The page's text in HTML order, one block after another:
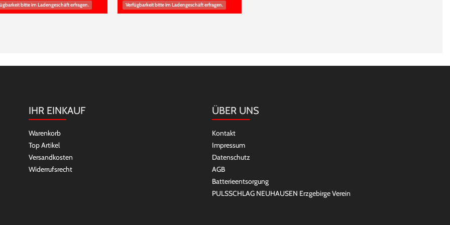
bitte im Ladengeschäft erfragen. Verfügbarkeit bitte im Ladengeschäft erfragen.
IHR EINKAUF
Warenkorb
Top Artikel
Versandkosten
Widerrufsrecht
ÜBER UNS
Kontakt
Impressum
Datenschutz
AGB
Batterieentsorgung
PULSSCHLAG NEUHAUSEN Erzgebirge Verein